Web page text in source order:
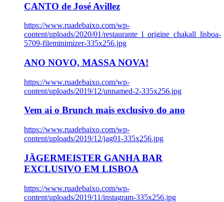
CANTO de José Avillez
https://www.ruadebaixo.com/wp-
content/uploads/2020/01/restaurante_l_origine_chakall_lisboa-
5709-fileminimizer-335x256.jpg
ANO NOVO, MASSA NOVA!
https://www.ruadebaixo.com/wp-
content/uploads/2019/12/unnamed-2-335x256.jpg
Vem ai o Brunch mais exclusivo do ano
https://www.ruadebaixo.com/wp-
content/uploads/2019/12/jag01-335x256.jpg
JÄGERMEISTER GANHA BAR
EXCLUSIVO EM LISBOA
https://www.ruadebaixo.com/wp-
content/uploads/2019/11/instagram-335x256.jpg